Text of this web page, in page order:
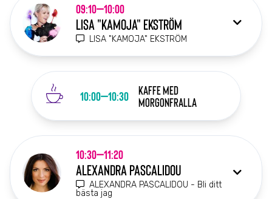
09:10–10:00
LISA "KAMOJA" EKSTRÖM
LISA "KAMOJA" EKSTRÖM
10:00–10:30
KAFFE med
morgonfralla
10:30–11:20
ALEXANDRA PASCALIDOU
ALEXANDRA PASCALIDOU - Bli ditt
bästa jag